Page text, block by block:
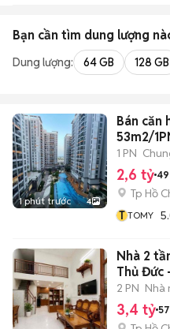
Bạn cần tìm dung lượng
Dung lượng: 64 GB 128 GB
1 phút trước 4
Bán căn
53m2/
1 PN
2,6 tỷ
Tp Hồ
T TOMY
Nhà 2
Thủ Đức
2 PN Nhà
3,4 tỷ